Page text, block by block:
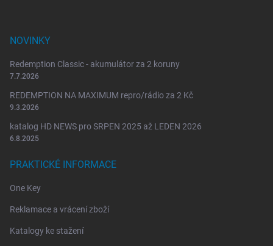
NOVINKY
Redemption Classic - akumulátor za 2 koruny
7.7.2026
REDEMPTION NA MAXIMUM repro/rádio za 2 Kč
9.3.2026
katalog HD NEWS pro SRPEN 2025 až LEDEN 2026
6.8.2025
PRAKTICKÉ INFORMACE
One Key
Reklamace a vrácení zboží
Katalogy ke stažení